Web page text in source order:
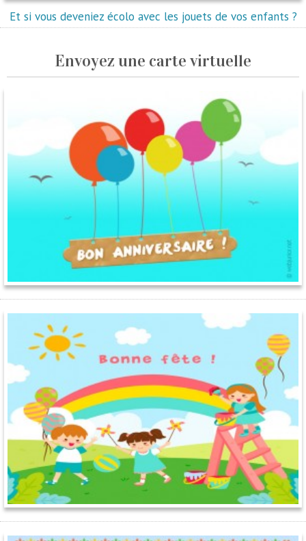
Et si vous deveniez écolo avec les jouets de vos enfants ?
Envoyez une carte virtuelle